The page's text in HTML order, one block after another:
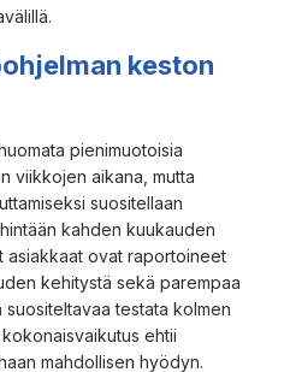
keston
pienimuotoisia
viikkojen aikana, mutta
suositellaan
kahden kuukauden
asiakkaat ovat raportoineet
kehitystä sekä parempaa
suositeltavaa testata kolmen
ehtii
mahdollisen hyödyn.